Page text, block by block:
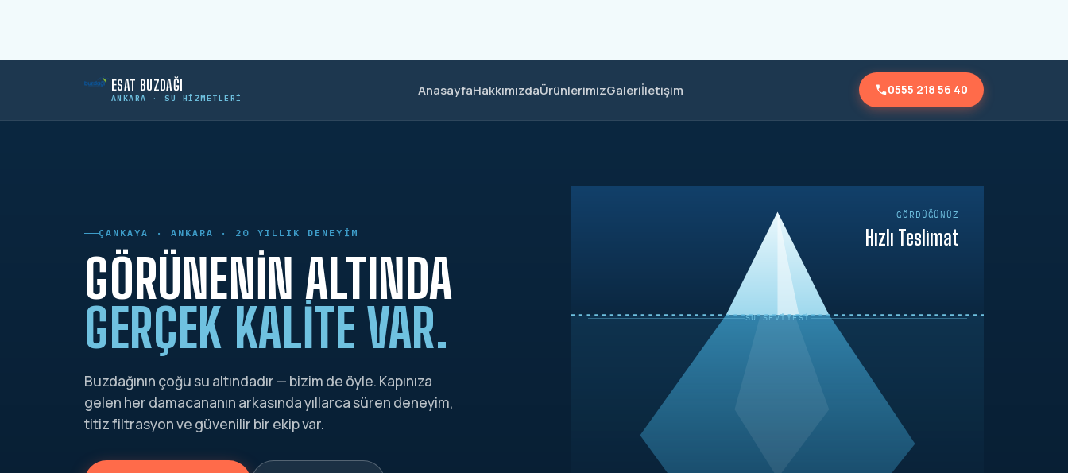
ESAT BUZDAĞI
ANKARA · SU HIZMETLERI
AnasayfaHakkımızdaÜrünlerimizGaleriİletişim 0555 218 56 40
ÇANKAYA · ANKARA · 20 YILLIK DENEYIM
GÖRÜNENIN ALTINDA
GERÇEK KALITE VAR.
Buzdağının çoğu su altındadır — bizim de öyle. Kapınıza
gelen her damacananın arkasında yıllarca süren deneyim,
titiz filtrasyon ve güvenilir bir ekip var.
GÖRDÜĞÜNÜZ
Hızlı Teslimat
SU SEVIYESI